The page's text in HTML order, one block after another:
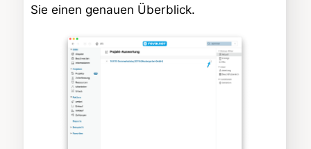
Sie einen genauen Überblick.